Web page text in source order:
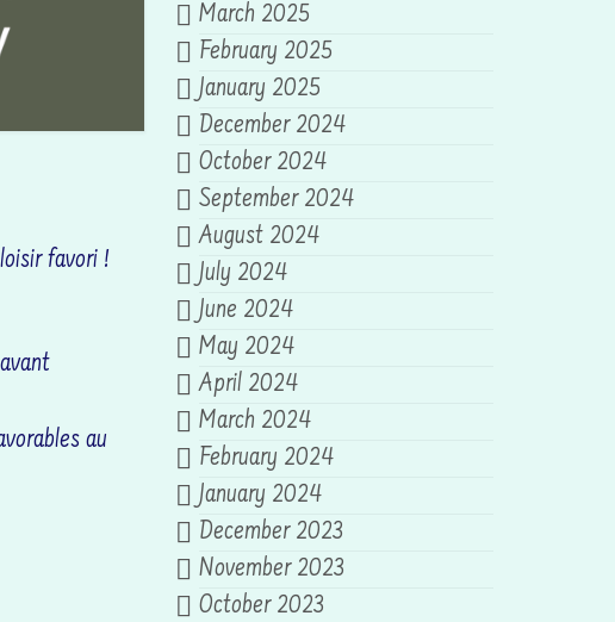
favori !
au
March 2025
February 2025
January 2025
December 2024
October 2024
September 2024
August 2024
July 2024
June 2024
May 2024
April 2024
March 2024
February 2024
January 2024
December 2023
November 2023
October 2023